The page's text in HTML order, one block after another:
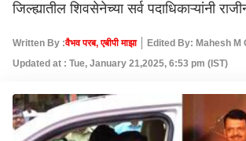
जिल्ह्यातील शिवसेनेच्या सर्व पदाधिकाऱ्यांनी
Written By :वैभव परब, एबीपी माझा
Edited By: Mahesh M
Updated at : Tue, January 21,2025, 6:53 pm (IST)